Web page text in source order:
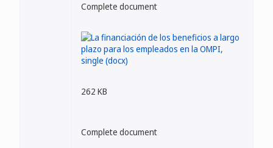
Complete document
262 KB
Complete document